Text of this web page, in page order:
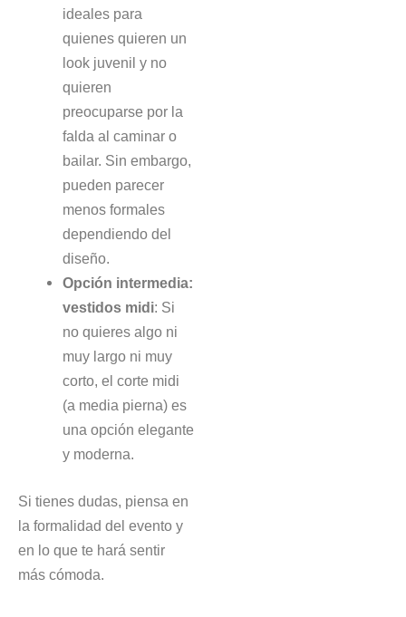
ideales para
quienes quieren un
look juvenil y no
quieren
preocuparse por la
falda al caminar o
bailar. Sin embargo,
pueden parecer
menos formales
dependiendo del
diseño.
Opción intermedia:
vestidos midi: Si
no quieres algo ni
muy largo ni muy
corto, el corte midi
(a media pierna) es
una opción elegante
y moderna.
Si tienes dudas, piensa en
la formalidad del evento y
en lo que te hará sentir
más cómoda.